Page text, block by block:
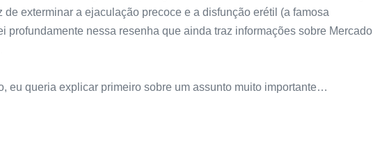
de exterminar a ejaculação precoce e a disfunção erétil (a famosa
profundamente nessa resenha que ainda traz informações sobre Mercado
eu queria explicar primeiro sobre um assunto muito importante…